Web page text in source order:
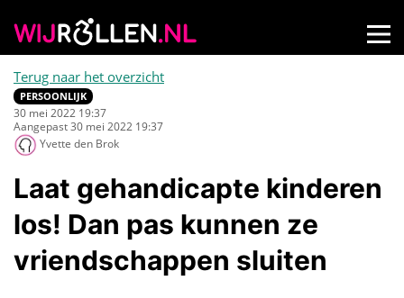
Terug naar het overzicht
PERSOONLIJK
30 mei 2022 19:37
Aangepast 30 mei 2022 19:37
Yvette den Brok
Laat gehandicapte kinderen
los! Dan pas kunnen ze
vriendschappen sluiten